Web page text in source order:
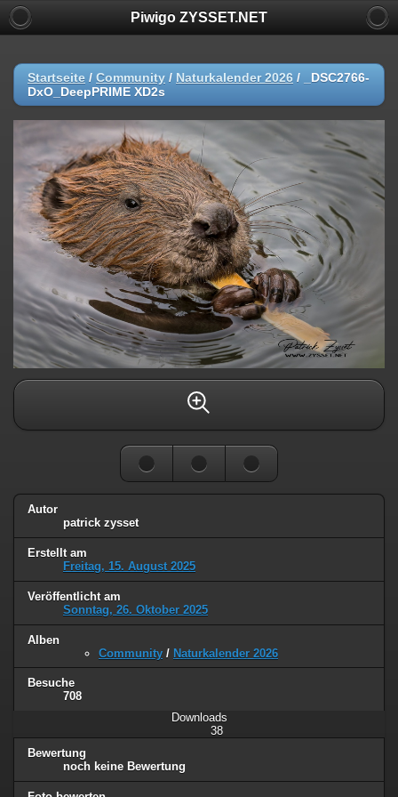
Piwigo ZYSSET.NET
Startseite / Community / Naturkalender 2026 /
_DSC2766-
DxO_DeepPRIME XD2s
Autor
patrick zysset
Erstellt am
Freitag, 15. August 2025
Veröffentlicht am
Sonntag, 26. Oktober 2025
Alben
Community / Naturkalender 2026
Besuche
708
Downloads
38
Bewertung
noch keine Bewertung